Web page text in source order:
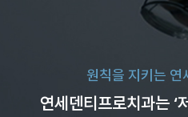
원칙을 지키는 연
연세덴티프로치과는 ‘